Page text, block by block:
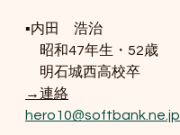
▪️内田　浩治
昭和47年生・52歳
明石城西高校卒
→連絡
hero10@softbank.ne.jp